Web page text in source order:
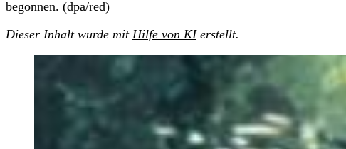
begonnen. (dpa/red)
Dieser Inhalt wurde mit Hilfe von KIerstellt.